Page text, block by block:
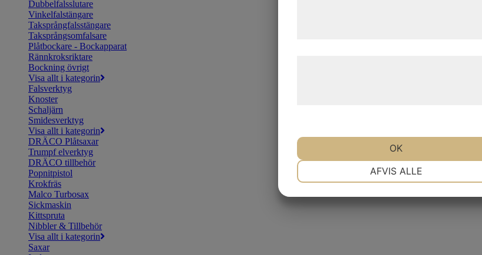
Dubbelfalsslutare
Vinkelfalstängare
Taksprångfalsstängare
Taksprångsomfalsare
Plåtbockare - Bockapparat
Rännkroksriktare
Bockning övrigt
Visa allt i kategorin
Falsverktyg
Knoster
Schaljärn
Smidesverktyg
Visa allt i kategorin
DRÄCO Plåtsaxar
Trumpf elverktyg
DRÄCO tillbehör
Popnitpistol
Krokfräs
Malco Turbosax
Sickmaskin
Kittspruta
Nibbler & Tillbehör
Visa allt i kategorin
Saxar
AFVIS ALLE
OK